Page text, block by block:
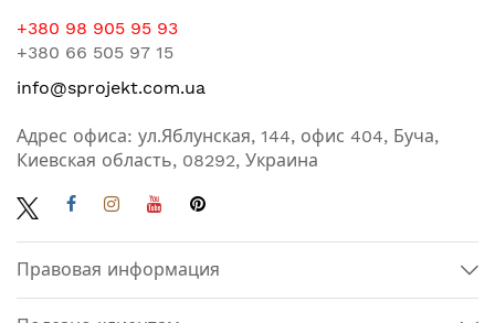
+380 98 905 95 93
+380 66 505 97 15
info@sprojekt.com.ua
Адрес офиса: ул.Яблунская, 144, офис 404, Буча,
Киевская область, 08292, Украина
Правовая информация